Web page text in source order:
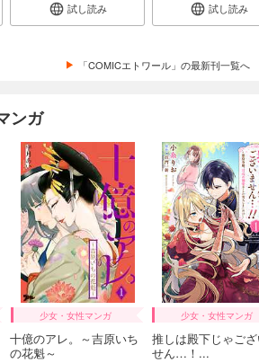
試し読み 試し読み
「COMICエトワール」の最新刊一覧へ
ンガ
少女・女性マンガ
十億のアレ。～吉原いち
の花魁～
少女・女性マンガ
推しは殿下じゃご
せん…！...